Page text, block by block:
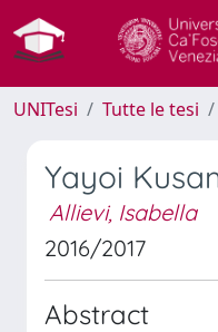
UNITesi Tutte le tesi
Yayoi
Allievi, Isabella
2016/2017
Abstract